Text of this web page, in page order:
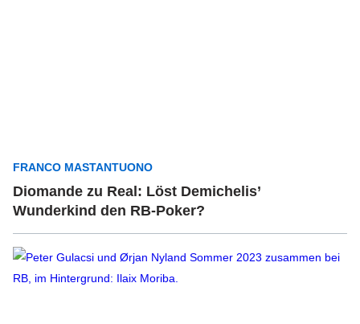
FRANCO MASTANTUONO
Diomande zu Real: Löst Demichelis’
Wunderkind den RB-Poker?